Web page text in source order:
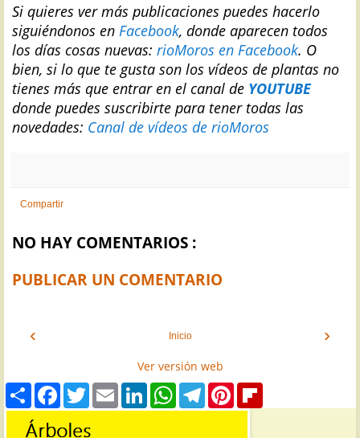
Si quieres ver más publicaciones puedes hacerlo
siguiéndonos en Facebook, donde aparecen todos
los días cosas nuevas: rioMoros en Facebook. O
bien, si lo que te gusta son los vídeos de plantas no
tienes más que entrar en el canal de YOUTUBE
donde puedes suscribirte para tener todas las
novedades: Canal de vídeos de rioMoros
Compartir
NO HAY COMENTARIOS :
PUBLICAR UN COMENTARIO
‹ ›
Inicio
Ver versión web
S
h
a
r
F
c
e
T
w
i
t
E
m
a
L
n
W
a
T
l
P
n